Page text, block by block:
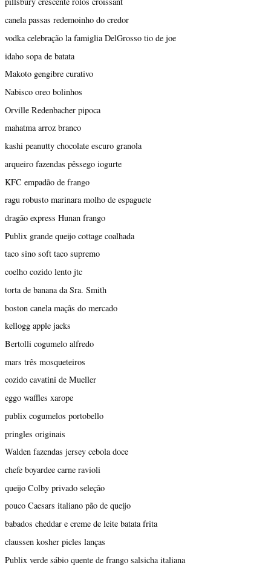
canela passas redemoinho do credor
vodka celebração la famiglia DelGrosso tio de joe
idaho sopa de batata
Makoto gengibre curativo
Nabisco oreo bolinhos
Orville Redenbacher pipoca
mahatma arroz branco
kashi peanutty chocolate escuro granola
arqueiro fazendas pêssego iogurte
KFC empadão de frango
ragu robusto marinara molho de espaguete
dragão express Hunan frango
Publix grande queijo cottage coalhada
taco sino soft taco supremo
coelho cozido lento jtc
torta de banana da Sra. Smith
boston canela maçãs do mercado
kellogg apple jacks
Bertolli cogumelo alfredo
mars três mosqueteiros
cozido cavatini de Mueller
eggo waffles xarope
publix cogumelos portobello
pringles originais
Walden fazendas jersey cebola doce
chefe boyardee carne ravioli
queijo Colby privado seleção
pouco Caesars italiano pão de queijo
babados cheddar e creme de leite batata frita
claussen kosher picles lanças
Publix verde sábio quente de frango salsicha italiana